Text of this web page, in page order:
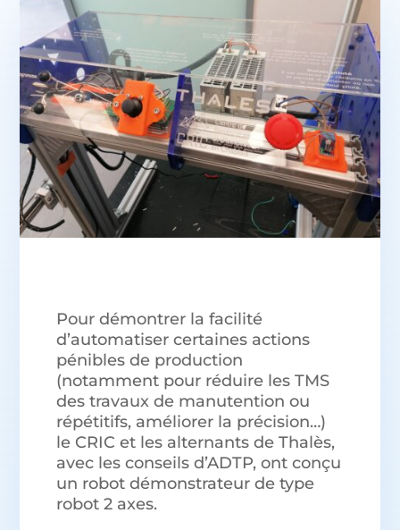
Pour démontrer la facilité
d’automatiser certaines actions
pénibles de production
(notamment pour réduire les TMS
des travaux de manutention ou
répétitifs, améliorer la précision…)
le CRIC et les alternants de Thalès,
avec les conseils d’ADTP, ont conçu
un robot démonstrateur de type
robot 2 axes.